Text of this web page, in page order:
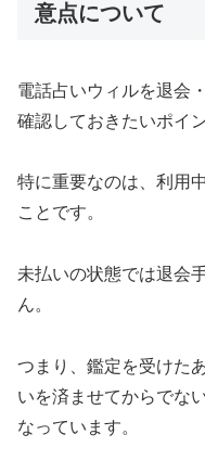
意点について
電話占いウィルを退会
確認しておきたいポイ
特に重要なのは、利用
ことです。
未払いの状態では退会
ん。
つまり、鑑定を受けた
いを済ませてからでな
なっています。